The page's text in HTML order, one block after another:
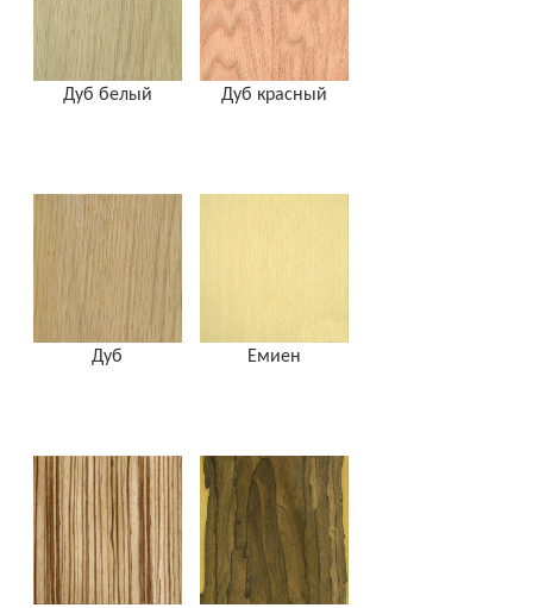
Дуб белый Дуб красный
Дуб Емиен